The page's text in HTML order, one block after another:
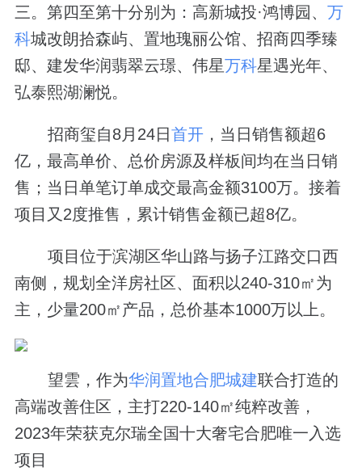
三。第四至第十分别为：高新城投·鸿博园、 万
科城改朗拾森屿、置地瑰丽公馆、招商四季臻
邸、建发华润翡翠云璟、伟星万科星遇光年、
弘泰熙湖澜悦。
招商玺自8月24日 首开，当日销售额超6
亿，最高单价、总价房源及样板间均在当日销
售；当日单笔订单成交最高金额3100万。接着
项目又2度推售，累计销售金额已超8亿。
项目位于滨湖区华山路与扬子江路交口西
南侧，规划全洋房社区、面积以240-310㎡为
主，少量200㎡产品，总价基本1000万以上。
望雲，作为华润置地合肥城建联合打造的
高端改善住区，主打220-140㎡纯粹改善，
2023年荣获克尔瑞全国十大奢宅合肥唯一入选
项目